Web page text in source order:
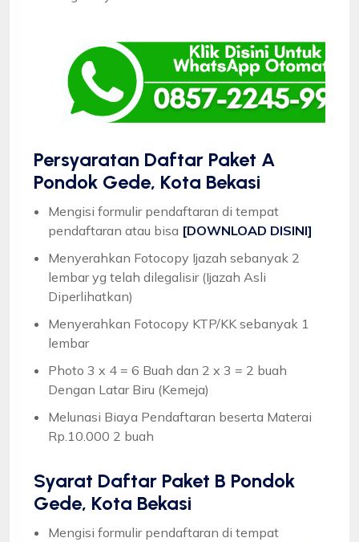
Persyaratan Daftar Paket A
Pondok Gede, Kota Bekasi
Mengisi formulir pendaftaran di tempat
pendaftaran atau bisa [DOWNLOAD DISINI]
Menyerahkan Fotocopy Ijazah sebanyak 2
lembar yg telah dilegalisir (Ijazah Asli
Diperlihatkan)
Menyerahkan Fotocopy KTP/KK sebanyak 1
lembar
Photo 3 x 4 = 6 Buah dan 2 x 3 = 2 buah
Dengan Latar Biru (Kemeja)
Melunasi Biaya Pendaftaran beserta Materai
Rp.10.000 2 buah
Syarat Daftar Paket B Pondok
Gede, Kota Bekasi
Mengisi formulir pendaftaran di tempat